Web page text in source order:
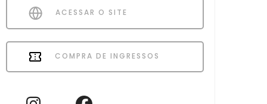
ACESSAR O SITE
COMPRA DE INGRESSOS